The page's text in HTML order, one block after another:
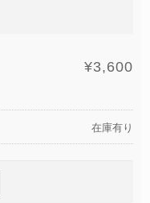
¥3,600
在庫有り